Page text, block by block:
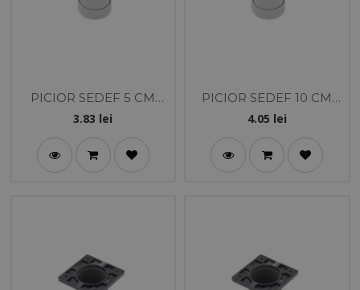
PICIOR SEDEF 5 CM
ALB
3.83 lei
PICIOR SEDEF 10 CM
ALB
4.05 lei